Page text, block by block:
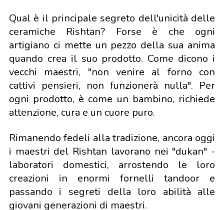
Qual è il principale segreto dell'unicità delle
ceramiche Rishtan? Forse è che ogni
artigiano ci mette un pezzo della sua anima
quando crea il suo prodotto. Come dicono i
vecchi maestri, "non venire al forno con
cattivi pensieri, non funzionerà nulla". Per
ogni prodotto, è come un bambino, richiede
attenzione, cura e un cuore puro.
Rimanendo fedeli alla tradizione, ancora oggi
i maestri del Rishtan lavorano nei "dukan" -
laboratori domestici, arrostendo le loro
creazioni in enormi fornelli tandoor e
passando i segreti della loro abilità alle
giovani generazioni di maestri.